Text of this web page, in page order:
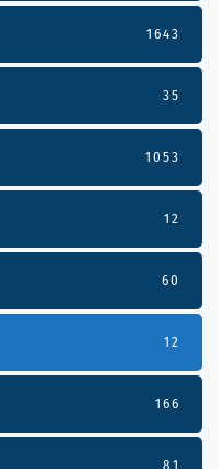
1643
35
1053
12
60
12
166
81